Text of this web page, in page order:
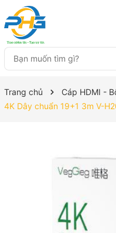
Trang chủ Cáp HDMI -
4K Dây chuẩn 19+1 3m V-